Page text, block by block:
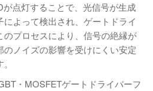
点灯することで、光信号が生成
よって検出され、ゲートドライ
プロセスにより、信号の絶縁が
ノイズの影響を受けにくい安定
・MOSFETゲートドライバーフ